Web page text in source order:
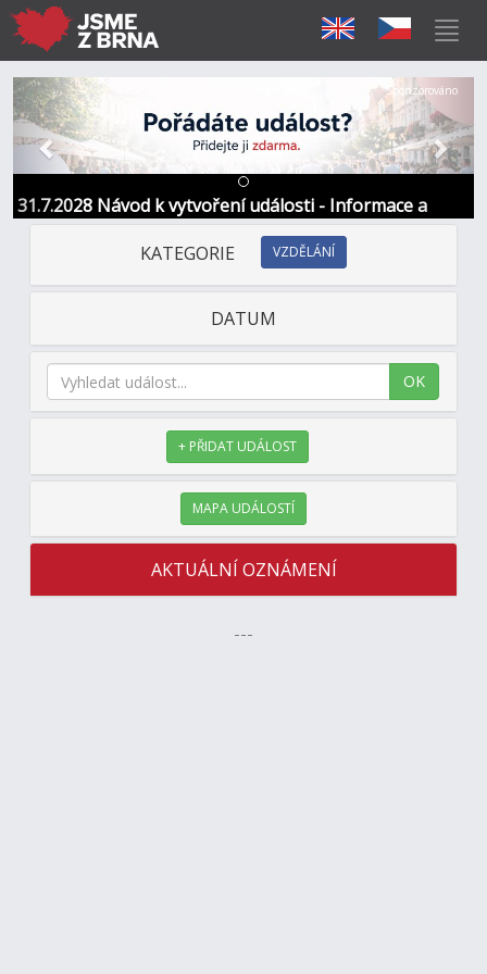
31.7.2028 Návod k vytvoření události - Informace a
kontakt
Předchozí Další
Sponzorováno
KATEGORIE VZDĚLÁNÍ
DATUM
OK
+ PŘIDAT UDÁLOST
MAPA UDÁLOSTÍ
AKTUÁLNÍ OZNÁMENÍ
---